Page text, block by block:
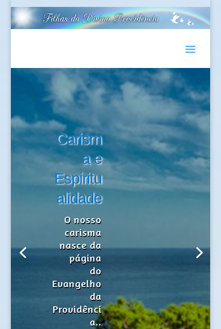
Carism
a e
Espiritu
alidade
O nosso
carisma
nasce da
página
do
Evangelho
da
Providênci
a..